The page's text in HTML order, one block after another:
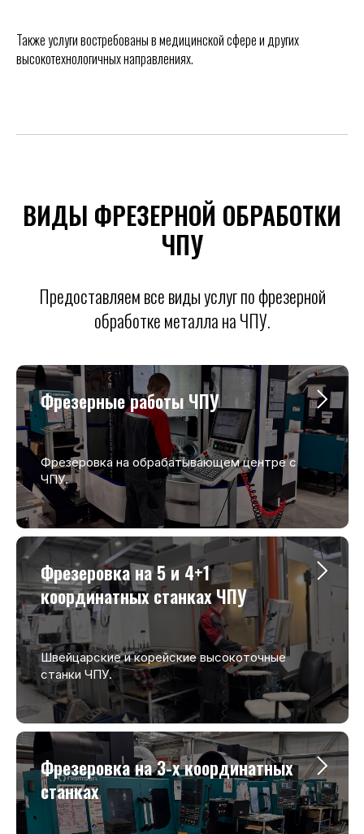
Также услуги востребованы в медицинской сфере и других
высокотехнологичных направлениях.
ВИДЫ ФРЕЗЕРНОЙ ОБРАБОТКИ
ЧПУ
Предоставляем все виды услуг по фрезерной
обработке металла на ЧПУ.
Фрезерные работы ЧПУ
Фрезеровка на обрабатывающем центре с
ЧПУ.
Фрезеровка на 5 и 4+1
координатных станках ЧПУ
Швейцарские и корейские высокоточные
станки ЧПУ.
Фрезеровка на 3-х координатных
станках